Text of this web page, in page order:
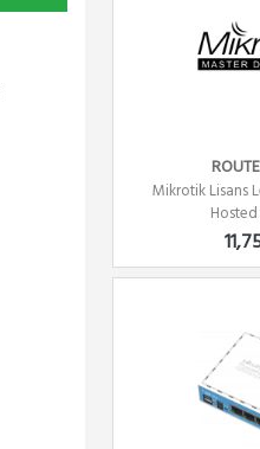
Mikrotik Lisans